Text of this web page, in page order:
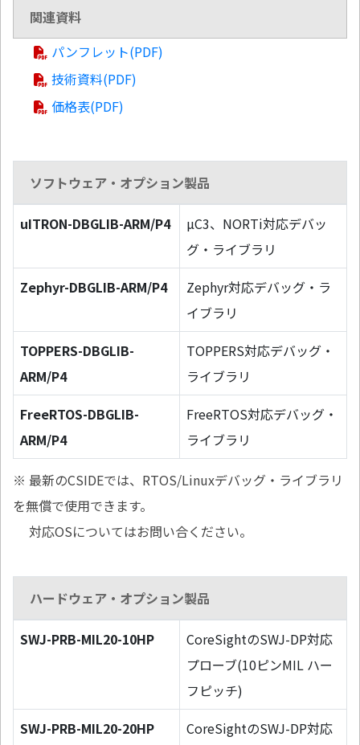
関連資料
パンフレット(PDF)
技術資料(PDF)
価格表(PDF)
ソフトウェア・オプション製品
uITRON-DBGLIB-ARM/P4
µC3、NORTi対応デバッ
グ・ライブラリ
Zephyr-DBGLIB-ARM/P4
Zephyr対応デバッグ・ラ
イブラリ
TOPPERS-DBGLIB-
ARM/P4
TOPPERS対応デバッグ・
ライブラリ
FreeRTOS-DBGLIB-
ARM/P4
FreeRTOS対応デバッグ・
ライブラリ
※ 最新のCSIDEでは、RTOS/Linuxデバッグ・ライブラリ
を無償で使用できます。
対応OSについてはお問い合ください。
ハードウェア・オプション製品
SWJ-PRB-MIL20-10HP
CoreSightのSWJ-DP対応
プローブ(10ピンMIL ハー
フピッチ)
SWJ-PRB-MIL20-20HP
CoreSightのSWJ-DP対応